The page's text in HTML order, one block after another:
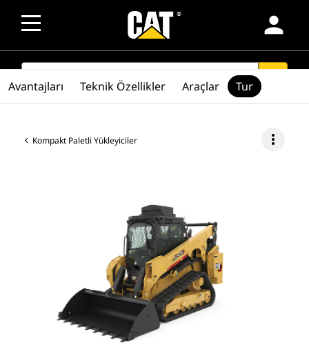
person
SEARCH
Kompakt Paletli Yükleyiciler more_vert
Avantajları Teknik Özellikler Araçlar Tur